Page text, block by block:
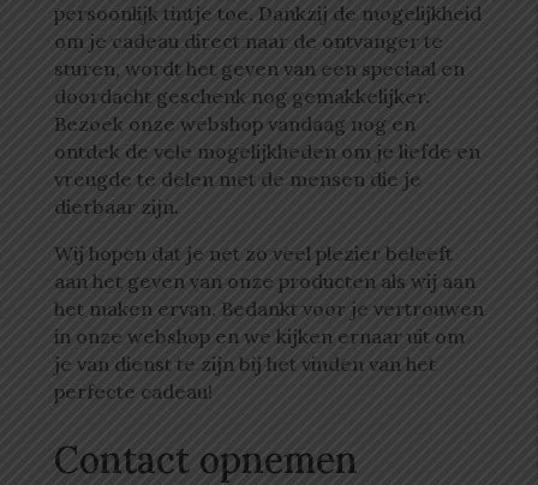
persoonlijk tintje toe. Dankzij de mogelijkheid
om je cadeau direct naar de ontvanger te
sturen, wordt het geven van een speciaal en
doordacht geschenk nog gemakkelijker.
Bezoek onze webshop vandaag nog en
ontdek de vele mogelijkheden om je liefde en
vreugde te delen met de mensen die je
dierbaar zijn.
Wij hopen dat je net zo veel plezier beleeft
aan het geven van onze producten als wij aan
het maken ervan. Bedankt voor je vertrouwen
in onze webshop en we kijken ernaar uit om
je van dienst te zijn bij het vinden van het
perfecte cadeau!
Contact opnemen